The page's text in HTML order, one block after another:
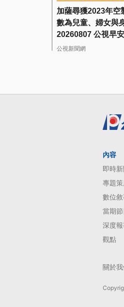
加薩尋獲2023年空
數為兒童、婦女與
20260807 公視早
公視新聞網
內容
即時
專題策
數位
當期節
深度報
觀點
關於我